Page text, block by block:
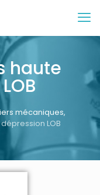
haute
mécaniques,
LOB